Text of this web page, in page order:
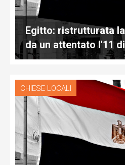
Egitto: ristrutturata
da un attentato l'11
CHIESE LOCALI